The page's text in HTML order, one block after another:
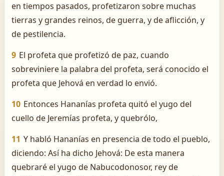
en tiempos pasados, profetizaron sobre muchas
tierras y grandes reinos, de guerra, y de aflicción, y
de pestilencia.
9 El profeta que profetizó de paz, cuando
sobreviniere la palabra del profeta, será conocido el
profeta que Jehová en verdad lo envió.
10 Entonces Hananías profeta quitó el yugo del
cuello de Jeremías profeta, y quebrólo,
11 Y habló Hananías en presencia de todo el pueblo,
diciendo: Así ha dicho Jehová: De esta manera
quebraré el yugo de Nabucodonosor, rey de